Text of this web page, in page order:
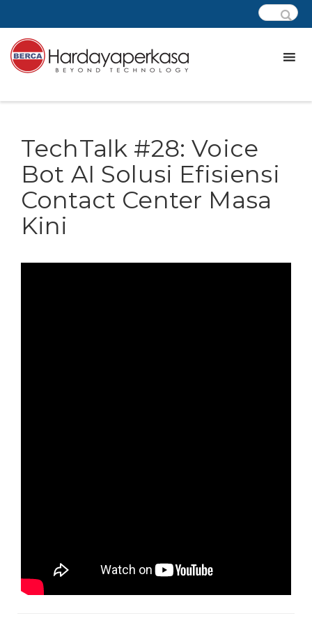
TechTalk #28: Voice
Bot AI Solusi Efisiensi
Contact Center Masa
Kini